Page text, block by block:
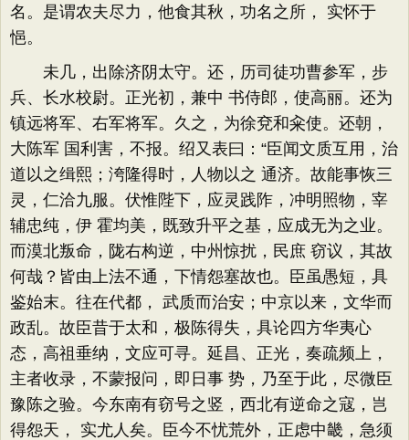
名。是谓农夫尽力，他食其秋，功名之所， 实怀于
悒。
未几，出除济阴太守。还，历司徒功曹参军，步
兵、长水校尉。正光初，兼中 书侍郎，使高丽。还为
镇远将军、右军将军。久之，为徐兗和籴使。还朝，
大陈军 国利害，不报。绍又表曰：“臣闻文质互用，治
道以之缉熙；洿隆得时，人物以之 通济。故能事恢三
灵，仁洽九服。伏惟陛下，应灵践阼，冲明照物，宰
辅忠纯，伊 霍均美，既致升平之基，应成无为之业。
而漠北叛命，陇右构逆，中州惊扰，民庶 窃议，其故
何哉？皆由上法不通，下情怨塞故也。臣虽愚短，具
鉴始末。往在代都， 武质而治安；中京以来，文华而
政乱。故臣昔于太和，极陈得失，具论四方华夷心
态，高祖垂纳，文应可寻。延昌、正光，奏疏频上，
主者收录，不蒙报问，即日事 势，乃至于此，尽微臣
豫陈之验。今东南有窃号之竖，西北有逆命之寇，岂
得怨天， 实尤人矣。臣今不忧荒外，正虑中畿，急须